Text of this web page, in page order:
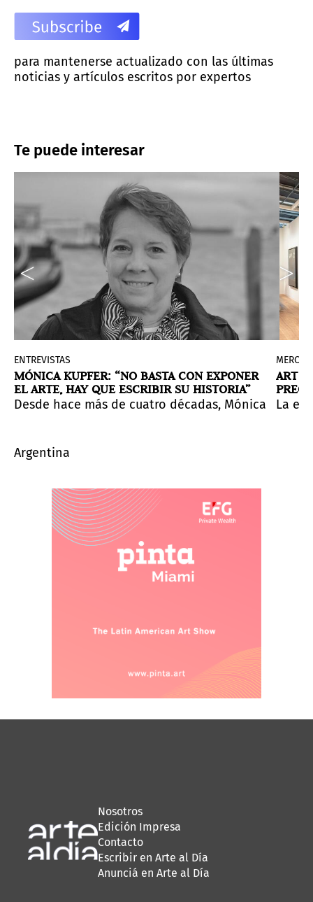
para mantenerse actualizado con las últimas
noticias y artículos escritos por expertos
Te puede interesar
sentando las bases para que los
y las redes de comercio internacional,
desde miradas contemporáneas e indígenas.
a iluminar el ecosistema artístico paraguayo.
siempre el mismo escenario, una de
ENTREVISTAS
MÓNICA KUPFER: “NO BASTA CON EXPONER
EL ARTE, HAY QUE ESCRIBIR SU HISTORIA”
Desde hace más de cuatro décadas, Mónica
Argentina
ART
La
Nosotros
Edición Impresa
Contacto
Escribir en Arte al Día
Anunciá en Arte al Día